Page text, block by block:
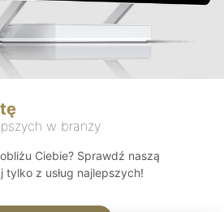
w branży
Ciebie? Sprawdź naszą
z usług najlepszych!